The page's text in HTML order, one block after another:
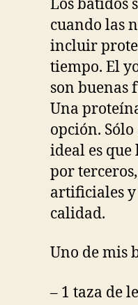
Los batidos
cuando las
incluir
tiempo. El
son buenas
Una
opción.
ideal es
por
artificiales
calidad.
Uno de mis
– 1 taza de